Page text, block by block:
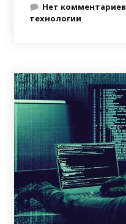
Нет комментариев
технологии